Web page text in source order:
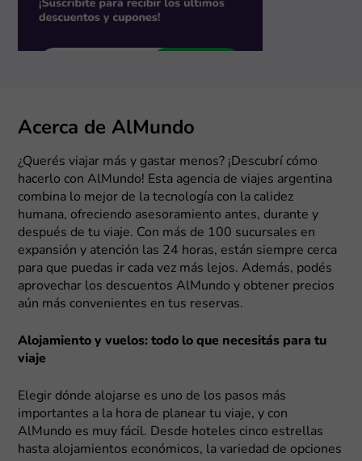
Acerca de AlMundo
¿Querés viajar más y gastar menos? ¡Descubrí cómo
hacerlo con AlMundo! Esta agencia de viajes argentina
combina lo mejor de la tecnología con la calidez
humana, ofreciendo asesoramiento antes, durante y
después de tu viaje. Con más de 100 sucursales en
expansión y atención las 24 horas, están siempre cerca
para que puedas ir cada vez más lejos. Además, podés
aprovechar los descuentos AlMundo y obtener precios
aún más convenientes en tus reservas.
Alojamiento y vuelos: todo lo que necesitás para tu
viaje
Elegir dónde alojarse es uno de los pasos más
importantes a la hora de planear tu viaje, y con
AlMundo es muy fácil. Desde hoteles cinco estrellas
hasta alojamientos económicos, la variedad de opciones